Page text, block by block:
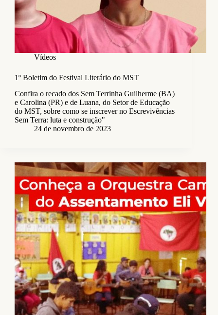
Vídeos
1º Boletim do Festival Literário do MST
Confira o recado dos Sem Terrinha Guilherme (BA)
e Carolina (PR) e de Luana, do Setor de Educação
do MST, sobre como se inscrever no Escrevivências
Sem Terra: luta e construção"
24 de novembro de 2023